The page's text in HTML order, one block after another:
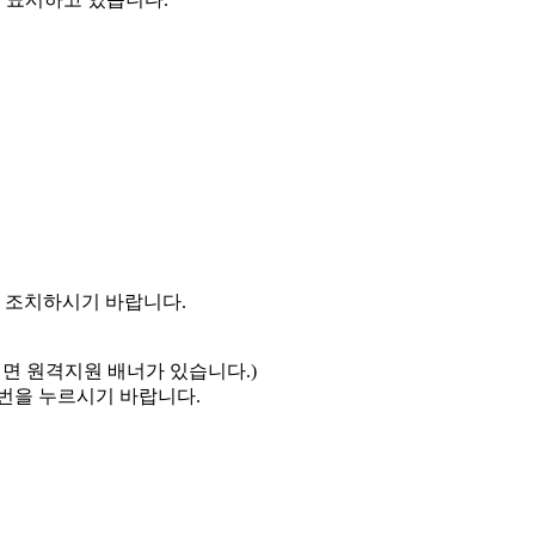
치하시기 바랍니다.
원격지원 배너가 있습니다.)
을 누르시기 바랍니다.